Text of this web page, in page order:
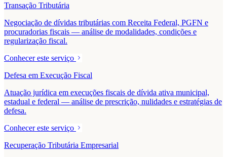
Transação Tributária
Negociação de dívidas tributárias com Receita Federal, PGFN e
procuradorias fiscais — análise de modalidades, condições e
regularização fiscal.
Conhecer este serviço
Defesa em Execução Fiscal
Atuação jurídica em execuções fiscais de dívida ativa municipal,
estadual e federal — análise de prescrição, nulidades e estratégias de
defesa.
Conhecer este serviço
Recuperação Tributária Empresarial